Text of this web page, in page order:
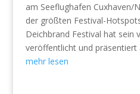
am Seeflughafen Cuxhaven/
der größten Festival-
Deichbrand Festival hat sein
veröffentlicht und präsentiert
mehr lesen